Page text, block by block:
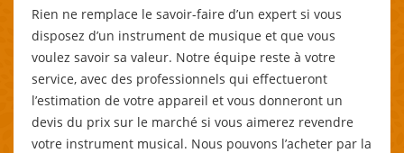
Rien ne remplace le savoir-faire d’un expert si vous
disposez d’un instrument de musique et que vous
voulez savoir sa valeur. Notre équipe reste à votre
service, avec des professionnels qui effectueront
l’estimation de votre appareil et vous donneront un
devis du prix sur le marché si vous aimerez revendre
votre instrument musical. Nous pouvons l’acheter par la